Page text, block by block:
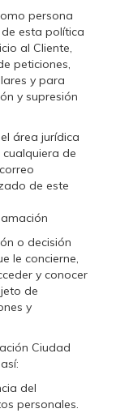
persona
esta política
al Cliente,
peticiones,
y para
y supresión
área jurídica
de
de este
o decisión
le concierne,
y conocer
de
y
Ciudad
del
personales.